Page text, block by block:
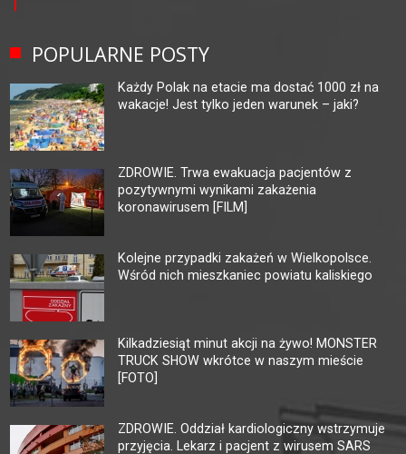
POPULARNE POSTY
Każdy Polak na etacie ma dostać 1000 zł na
wakacje! Jest tylko jeden warunek – jaki?
ZDROWIE. Trwa ewakuacja pacjentów z
pozytywnymi wynikami zakażenia
koronawirusem [FILM]
Kolejne przypadki zakażeń w Wielkopolsce.
Wśród nich mieszkaniec powiatu kaliskiego
Kilkadziesiąt minut akcji na żywo! MONSTER
TRUCK SHOW wkrótce w naszym mieście
[FOTO]
ZDROWIE. Oddział kardiologiczny wstrzymuje
przyjęcia. Lekarz i pacjent z wirusem SARS